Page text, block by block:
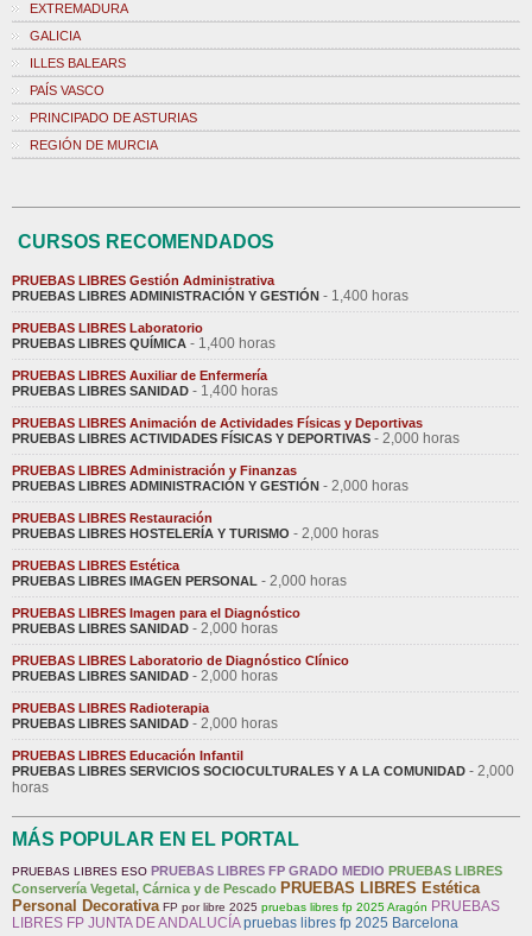
EXTREMADURA
GALICIA
ILLES BALEARS
PAÍS VASCO
PRINCIPADO DE ASTURIAS
REGIÓN DE MURCIA
CURSOS RECOMENDADOS
PRUEBAS LIBRES Gestión Administrativa
PRUEBAS LIBRES ADMINISTRACIÓN Y GESTIÓN - 1,400 horas
PRUEBAS LIBRES Laboratorio
PRUEBAS LIBRES QUÍMICA - 1,400 horas
PRUEBAS LIBRES Auxiliar de Enfermería
PRUEBAS LIBRES SANIDAD - 1,400 horas
PRUEBAS LIBRES Animación de Actividades Físicas y Deportivas
PRUEBAS LIBRES ACTIVIDADES FÍSICAS Y DEPORTIVAS - 2,000 horas
PRUEBAS LIBRES Administración y Finanzas
PRUEBAS LIBRES ADMINISTRACIÓN Y GESTIÓN - 2,000 horas
PRUEBAS LIBRES Restauración
PRUEBAS LIBRES HOSTELERÍA Y TURISMO - 2,000 horas
PRUEBAS LIBRES Estética
PRUEBAS LIBRES IMAGEN PERSONAL - 2,000 horas
PRUEBAS LIBRES Imagen para el Diagnóstico
PRUEBAS LIBRES SANIDAD - 2,000 horas
PRUEBAS LIBRES Laboratorio de Diagnóstico Clínico
PRUEBAS LIBRES SANIDAD - 2,000 horas
PRUEBAS LIBRES Radioterapia
PRUEBAS LIBRES SANIDAD - 2,000 horas
PRUEBAS LIBRES Educación Infantil
PRUEBAS LIBRES SERVICIOS SOCIOCULTURALES Y A LA COMUNIDAD - 2,000
horas
MÁS POPULAR EN EL PORTAL
PRUEBAS LIBRES ESO PRUEBAS LIBRES FP GRADO MEDIO PRUEBAS LIBRES
Conservería Vegetal, Cárnica y de Pescado PRUEBAS LIBRES Estética
Personal Decorativa FP por libre 2025 pruebas libres fp 2025 Aragón PRUEBAS
LIBRES FP JUNTA DE ANDALUCÍA pruebas libres fp 2025 Barcelona